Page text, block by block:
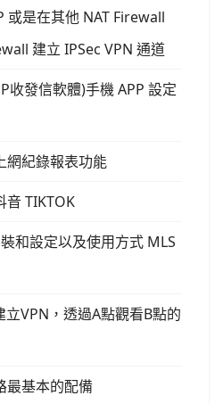
或是在其他 NAT Firewall
建立 IPSec VPN 通道
收發信軟體)手機 APP 設定
網紀錄報表功能
音 TIKTOK
和設定以及使用方式 MLS
立VPN，透過A點觀看B點的
最基本的配備